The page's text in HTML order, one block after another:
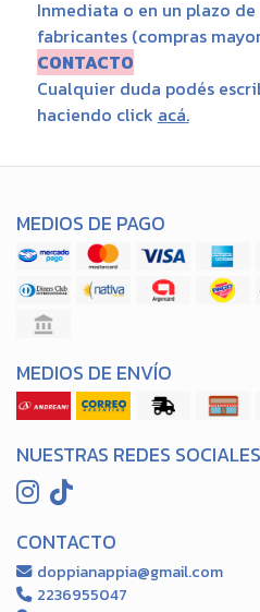
Inmediata o en un plazo
fabricantes (compras
CONTACTO
Cualquier duda podés
haciendo click acá.
MEDIOS DE PAGO
MEDIOS DE ENVÍO
NUESTRAS REDES SOCIALES
CONTACTO
doppianappia@gmail.com
2236955047